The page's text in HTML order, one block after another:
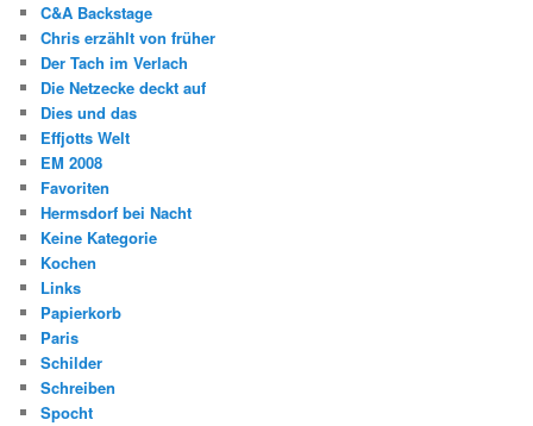
C&A Backstage
Chris erzählt von früher
Der Tach im Verlach
Die Netzecke deckt auf
Dies und das
Effjotts Welt
EM 2008
Favoriten
Hermsdorf bei Nacht
Keine Kategorie
Kochen
Links
Papierkorb
Paris
Schilder
Schreiben
Spocht